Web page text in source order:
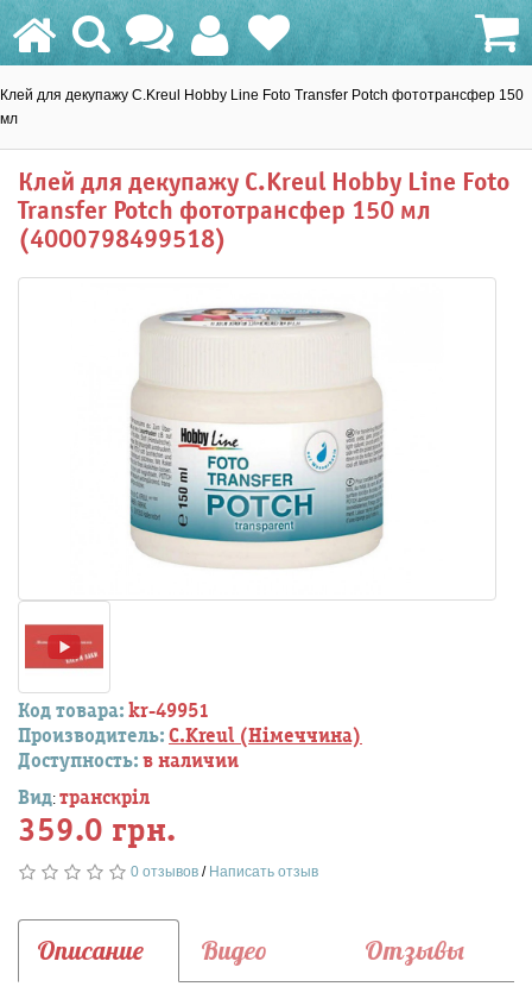
0.0 грн.
Клей для декупажу C.Kreul Hobby Line Foto Transfer Potch фототрансфер 150
мл
Клей для декупажу C.Kreul Hobby Line Foto
Transfer Potch фототрансфер 150 мл
(4000798499518)
Код товара: kr-49951
Производитель: C.Kreul (Німеччина)
Доступность: в наличии
Вид: транскріл
359.0 грн.
0 отзывов / Написать отзыв
Описание Видео Отзывы